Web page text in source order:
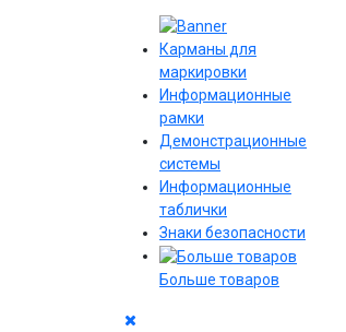
Карманы для
маркировки
Информационные
рамки
Демонстрационные
системы
Информационные
таблички
Знаки безопасности
Больше товаров